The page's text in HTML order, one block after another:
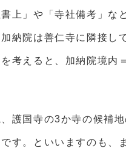
上」や「寺社備考」な
納院は善仁寺に隣接し
考えると、加納院境内
護国寺の3か寺の候補
す。といいますのも、